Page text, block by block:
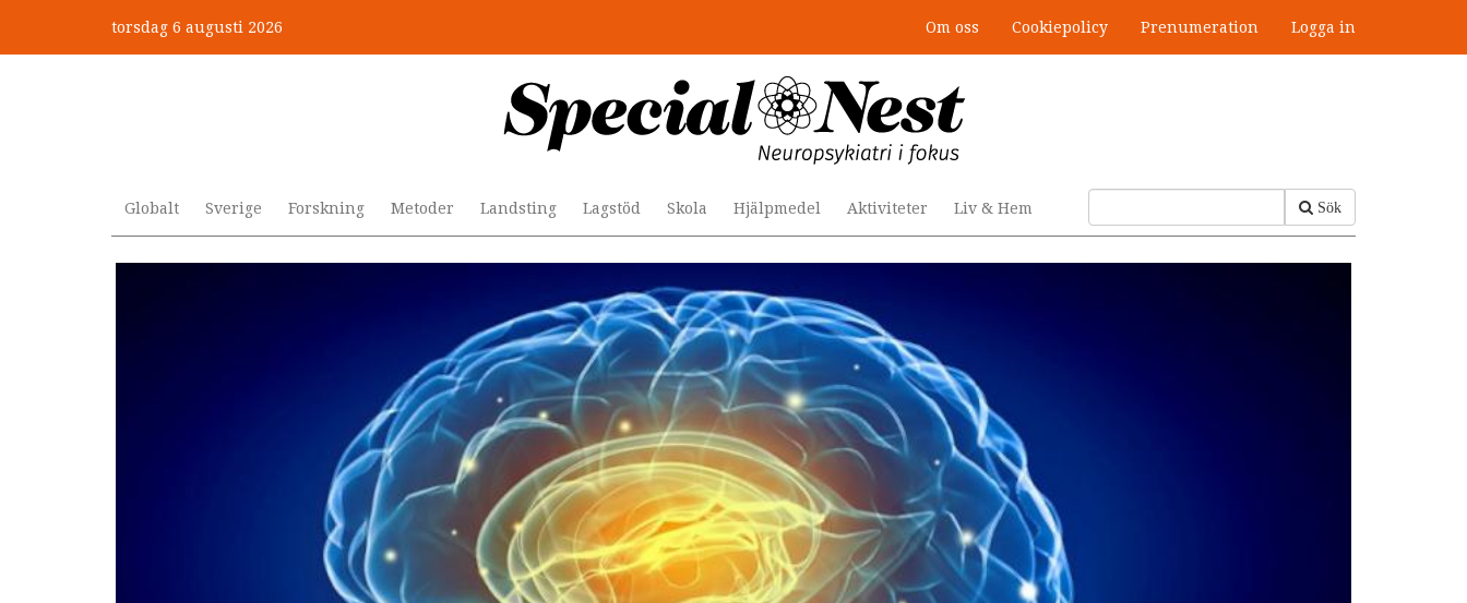
huvudinnehåll
torsdag 6 augusti 2026 Om oss Cookiepolicy Prenumeration Logga in
Sök
Globalt Sverige Forskning Metoder Landsting Lagstöd Skola Hjälpmedel Aktiviteter Liv & Hem
Mobbning vid autism och adhd: 4 lästips